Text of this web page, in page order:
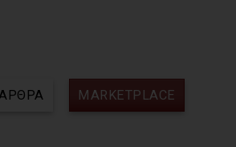
MARKETPLACE